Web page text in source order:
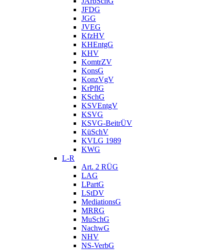
JFDG
JGG
JVEG
KfzHV
KHEntgG
KHV
KomtrZV
KonsG
KonzVgV
KrPflG
KSchG
KSVEntgV
KSVG
KSVG-BeitrÜV
KüSchV
KVLG 1989
KWG
L-R
Art. 2 RÜG
LAG
LPartG
LStDV
MediationsG
MRRG
MuSchG
NachwG
NHV
NS-VerbG